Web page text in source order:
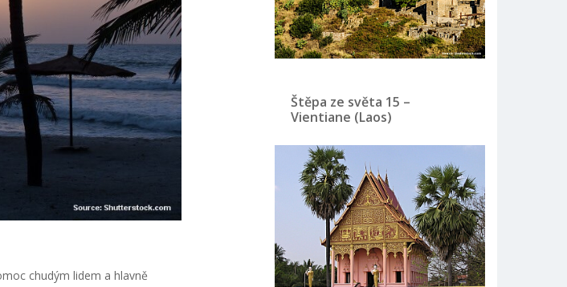
chudým lidem a hlavně
Štěpa ze světa 15 –
Vientiane (Laos)